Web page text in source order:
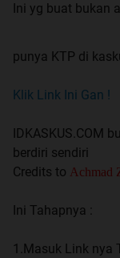
Ini yg buat bukan
punya KTP di
Klik Link Ini Gan !
IDKASKUS.COM
berdiri sendiri
Credits to Achmad
Ini Tahapnya :
1.Masuk Link nya